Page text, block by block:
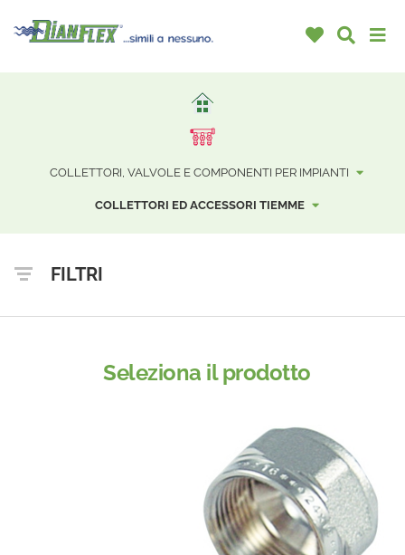
COLLETTORI, VALVOLE E COMPONENTI PER IMPIANTI
COLLETTORI ED ACCESSORI TIEMME
FILTRI
Seleziona il prodotto